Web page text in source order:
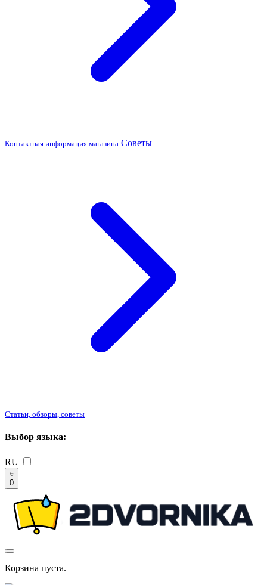
Контактная информация магазина Советы
Статьи, обзоры, советы
Выбор языка:
RU
0
Корзина пуста.